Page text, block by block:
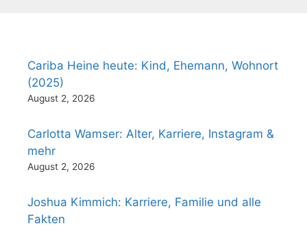
Cariba Heine heute: Kind, Ehemann, Wohnort
(2025)
August 2, 2026
Carlotta Wamser: Alter, Karriere, Instagram &
mehr
August 2, 2026
Joshua Kimmich: Karriere, Familie und alle
Fakten